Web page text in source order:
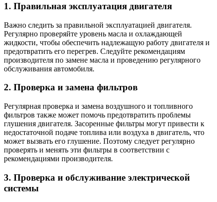
1. Правильная эксплуатация двигателя
Важно следить за правильной эксплуатацией двигателя.
Регулярно проверяйте уровень масла и охлаждающей
жидкости, чтобы обеспечить надлежащую работу двигателя и
предотвратить его перегрев. Следуйте рекомендациям
производителя по замене масла и проведению регулярного
обслуживания автомобиля.
2. Проверка и замена фильтров
Регулярная проверка и замена воздушного и топливного
фильтров также может помочь предотвратить проблемы
глушения двигателя. Засоренные фильтры могут привести к
недостаточной подаче топлива или воздуха в двигатель, что
может вызвать его глушение. Поэтому следует регулярно
проверять и менять эти фильтры в соответствии с
рекомендациями производителя.
3. Проверка и обслуживание электрической
системы